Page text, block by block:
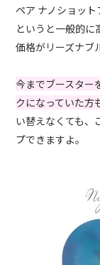
ペア ナノショッ
というと一般的に
価格がリーズナブ
今までブースター
クになっていた方
い替えなくても、
プできますよ。